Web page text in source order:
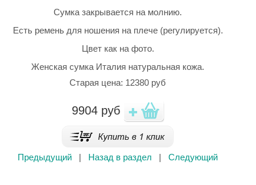
Сумка закрывается на молнию.
Есть ремень для ношения на плече (регулируется).
Цвет как на фото.
Женская сумка Италия натуральная кожа.
Старая цена: 12380 руб
9904руб
Предыдущий | Назад в раздел | Следующий